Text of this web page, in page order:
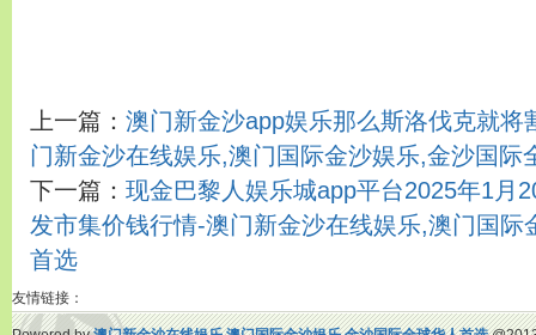
上一篇： 澳门新金沙app娱乐那么斯洛伐克就将
门新金沙在线娱乐,澳门国际金沙娱乐,金沙国际
下一篇： 现金巴黎人娱乐城app平台2025年1月
发市集价钱行情-澳门新金沙在线娱乐,澳门国际
首选
友情链接：